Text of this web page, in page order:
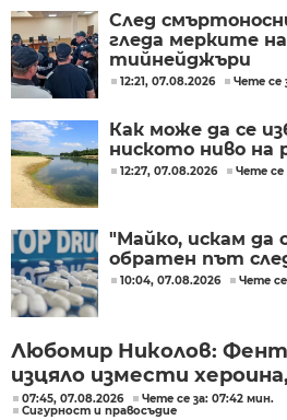
След
гледа мерките
тийнейджъри
12:21, 07.08.2026 Чете се
Как може да се
ниското ниво на
12:27, 07.08.2026 Чете се
"Майко, искам да
обратен път
10:04, 07.08.2026 Чете
Любомир Николов:
изцяло измести
07:45, 07.08.2026
Чете се за: 07:42 мин.
Сигурност и правосъдие